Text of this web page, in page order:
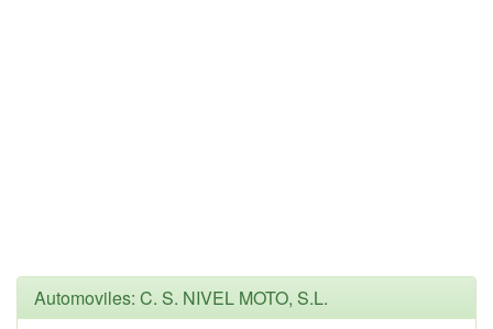
Automoviles: C. S. NIVEL MOTO, S.L.